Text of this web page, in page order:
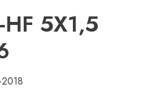
5Х1,5